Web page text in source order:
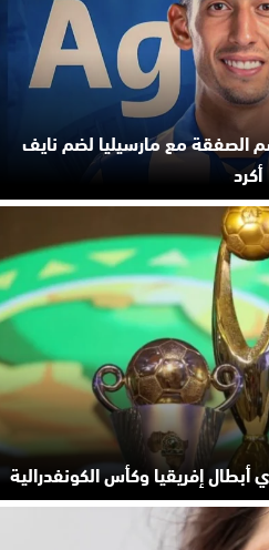
مع مارسيليا لضم نايف
أكرد
إفريقيا وكأس الكونفدرالية